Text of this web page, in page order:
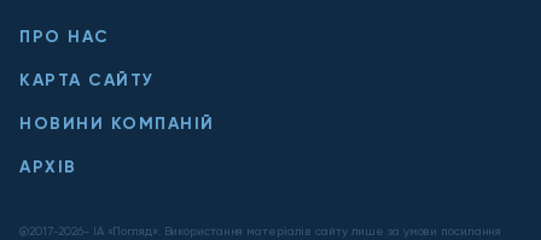
ПРО НАС
КАРТА САЙТУ
НОВИНИ КОМПАНІЙ
АРХІВ
@2017-2026- ІА «Погляд». Використання матеріалів сайту лише за умови посилання